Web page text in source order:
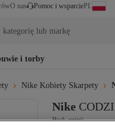
O nas Pomoc i wsparciePL
lub markę
i torby
Nike Kobiety Skarpety
Nike
Brak opinii.